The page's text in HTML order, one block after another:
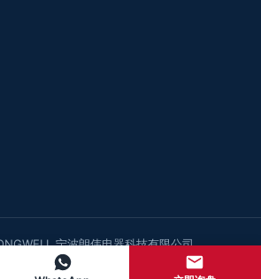
宁波朗伟电器科技有限公司
号-2